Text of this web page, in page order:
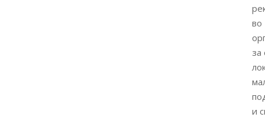
во
за
и